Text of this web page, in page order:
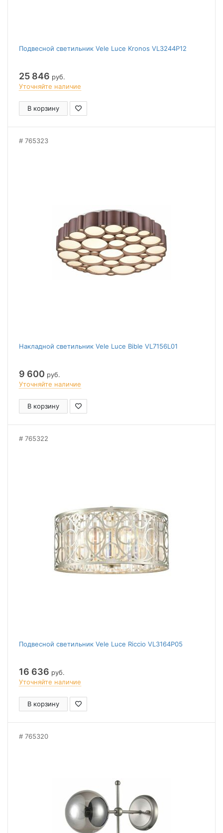
Подвесной светильник Vele Luce Kronos VL3244P12
25 846 руб.
Уточняйте наличие
В корзину
765323
Накладной светильник Vele Luce Bible VL7156L01
9 600 руб.
Уточняйте наличие
В корзину
765322
Подвесной светильник Vele Luce Riccio VL3164P05
16 636 руб.
Уточняйте наличие
В корзину
765320